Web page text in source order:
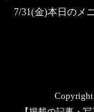
7/31(金)本日のメ